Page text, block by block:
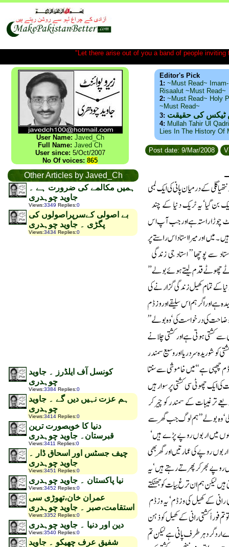
"Let there arise out of you a band of people
User Name: Javed_Ch
Full Name: Javed Ch
User since: 5/Oct/2007
No Of voices: 865
Other Articles by Javed_Ch
ہمیں مکالمے کی ضرورت ہے ۔
جاوید چوہدری
Views:3349 Replies:0
بے اصولی کےسرپراصولوں کی
پگڑی ۔ جاوید چوہدری
Views:3434 Replies:0
کونسل آف ایلڈرز ۔ جاوید
چوہدری
Views:3384 Replies:0
ہم عزت نہیں دیں گے ۔ جاوید
چوہدری
Views:3414 Replies:0
دنیا کا خوبصورت ترین
قبرستان۔ جاوید چوہدری
Views:3411 Replies:0
چیف جسٹس اور اسحاق ڈار ۔
جاوید چوہدری
Views:3451 Replies:0
نیا پاکستان ۔ جاوید چوہدری
Views:3452 Replies:0
عمران خان،تھوڑی سی
استقامت،صبر ۔ جاوید چوہدری
Views:3352 Replies:0
دین اور دنیا ۔ جاوید چوہدری
Views:3540 Replies:0
شفیق عرف چھیکو ۔ جاوید
Editor's Pick
1: ~Must Read~
Risaalut ~Must Read~
2: ~Must Read~ Holy
~Must Read~
3: ٹیکس کی حقیقت
4: Mullah Tahir Ul
Lies In The History Of
Post date: 9/Mar/2008